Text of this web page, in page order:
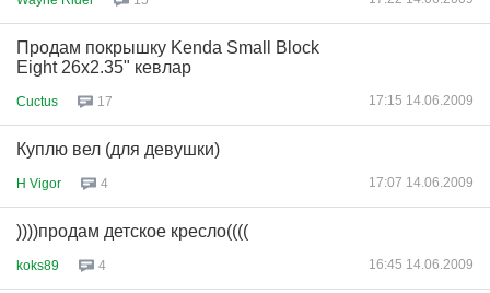
Продам покрышку Kenda Small Block
Eight 26x2.35" кевлар
Cuctus 17 17:15 14.06.2009
Куплю вел (для девушки)
H Vigor 4 17:07 14.06.2009
))))продам детское кресло((((
koks89 4 16:45 14.06.2009